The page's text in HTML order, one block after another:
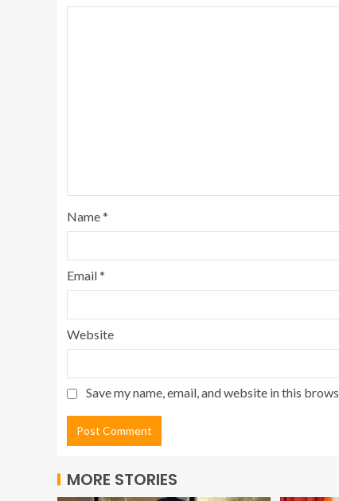
Name*
Email*
Website
Save my name, email, and website in this
MORE STORIES